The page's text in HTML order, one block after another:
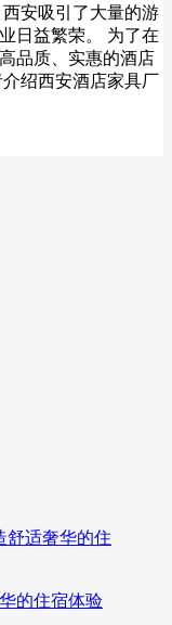
安吸引了大量的游
日益繁荣。 为了在
品质、实惠的酒店
绍西安酒店家具厂
的住宿体验